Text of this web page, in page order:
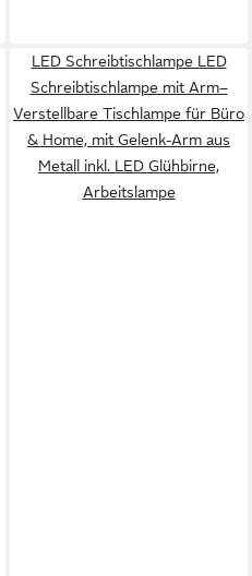
LED Schreibtischlampe LED
Schreibtischlampe mit Arm–
Verstellbare Tischlampe für Büro
& Home, mit Gelenk-Arm aus
Metall inkl. LED Glühbirne,
Arbeitslampe